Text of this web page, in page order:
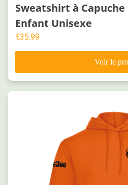
Sweatshirt à Capuche
Enfant Unisexe
€35.99